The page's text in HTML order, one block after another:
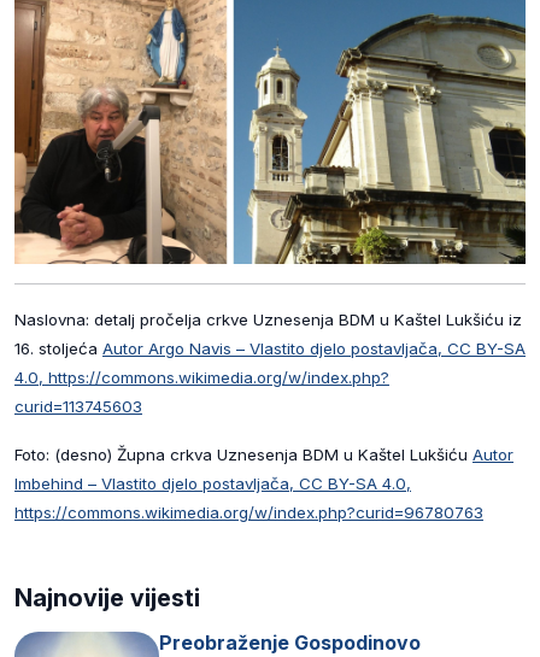
Naslovna: detalj pročelja crkve Uznesenja BDM u Kaštel Lukšiću iz
16. stoljeća Autor Argo Navis – Vlastito djelo postavljača, CC BY-SA
4.0, https://commons.wikimedia.org/w/index.php?
curid=113745603
Foto: (desno) Župna crkva Uznesenja BDM u Kaštel Lukšiću Autor
Imbehind – Vlastito djelo postavljača, CC BY-SA 4.0,
https://commons.wikimedia.org/w/index.php?curid=96780763
Najnovije vijesti
Preobraženje Gospodinovo